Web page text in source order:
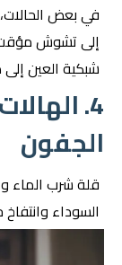
في بعض
إلى تشوش مؤقت
شبكية العين
4.
الجفون
قلة شرب الماء
السوداء